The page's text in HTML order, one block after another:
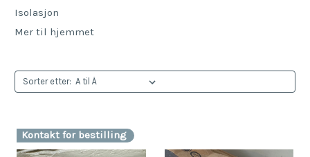
Isolasjon
Mer til hjemmet
Sorter etter:
Kontakt for bestilling